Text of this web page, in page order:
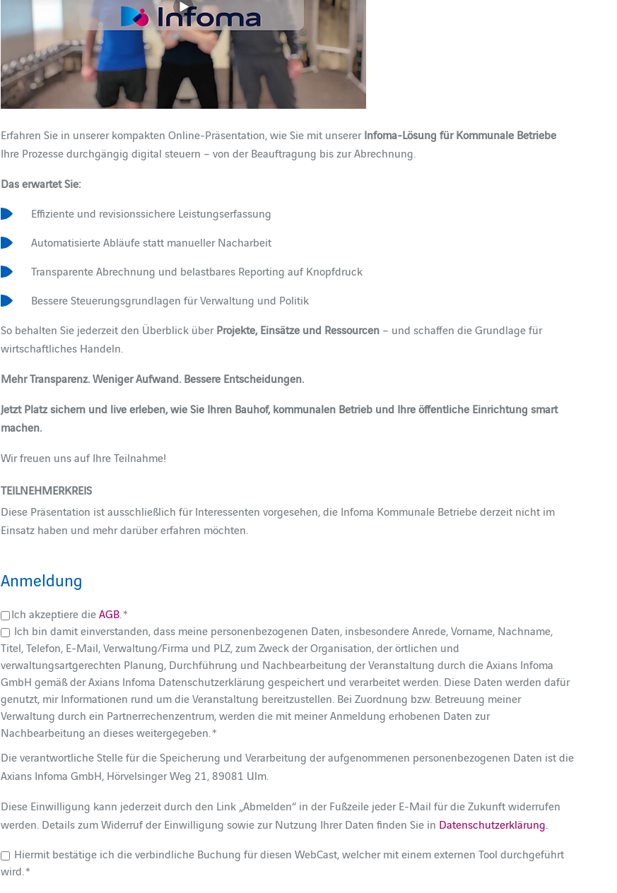
Erfahren Sie in unserer kompakten Online-Präsentation, wie Sie mit unsererInfoma-Lösung für Kommunale Betriebe
Ihre Prozesse durchgängig digital steuern – von der Beauftragung bis zur Abrechnung.
Das erwartet Sie:
Effiziente und revisionssichere Leistungserfassung
Automatisierte Abläufe statt manueller Nacharbeit
Transparente Abrechnung und belastbares Reporting auf Knopfdruck
Bessere Steuerungsgrundlagen für Verwaltung und Politik
So behalten Sie jederzeit den Überblick überProjekte, Einsätze und Ressourcen – und schaffen die Grundlage für
wirtschaftliches Handeln.
Mehr Transparenz. Weniger Aufwand. Bessere Entscheidungen.
Jetzt Platz sichern und live erleben, wie Sie Ihren Bauhof, kommunalen Betrieb und Ihre öffentliche Einrichtung smart
machen.
Wir freuen uns auf Ihre Teilnahme!
TEILNEHMERKREIS
Diese Präsentation ist ausschließlich für Interessenten vorgesehen, die Infoma Kommunale Betriebe derzeit nicht im
Einsatz haben und mehr darüber erfahren möchten.
Anmeldung
Ich akzeptiere dieAGB . *
Ich bin damit einverstanden, dass meine personenbezogenen Daten, insbesondere Anrede, Vorname, Nachname,
Titel, Telefon, E-Mail, Verwaltung/Firma und PLZ, zum Zweck der Organisation, der örtlichen und
verwaltungsartgerechten Planung, Durchführung und Nachbearbeitung der Veranstaltung durch die Axians Infoma
GmbH gemäß der Axians Infoma Datenschutzerklärung gespeichert und verarbeitet werden. Diese Daten werden dafür
genutzt, mir Informationen rund um die Veranstaltung bereitzustellen. Bei Zuordnung bzw. Betreuung meiner
Verwaltung durch ein Partnerrechenzentrum, werden die mit meiner Anmeldung erhobenen Daten zur
Nachbearbeitung an dieses weitergegeben. *
Die verantwortliche Stelle für die Speicherung und Verarbeitung der aufgenommenen personenbezogenen Daten ist die
Axians Infoma GmbH, Hörvelsinger Weg 21, 89081 Ulm.
Diese Einwilligung kann jederzeit durch den Link „Abmelden“ in der Fußzeile jeder E-Mail für die Zukunft widerrufen
werden. Details zum Widerruf der Einwilligung sowie zur Nutzung Ihrer Daten finden Sie in Datenschutzerklärung.
Hiermit bestätige ich die verbindliche Buchung für diesen WebCast, welcher mit einem externen Tool durchgeführt
wird. *